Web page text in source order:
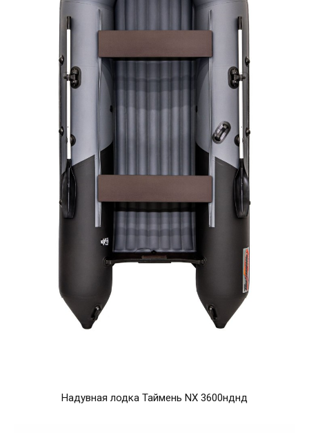
Надувная лодка Таймень NX 3600нднд